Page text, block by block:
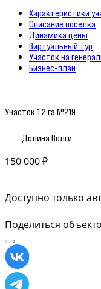
Характеристики
Описание поселка
Динамика цены
Виртуальный тур
Участок на
Бизнес-план
Участок 1,2 га №219
Долина Волги
150 000 ₽
Доступно только
Поделиться